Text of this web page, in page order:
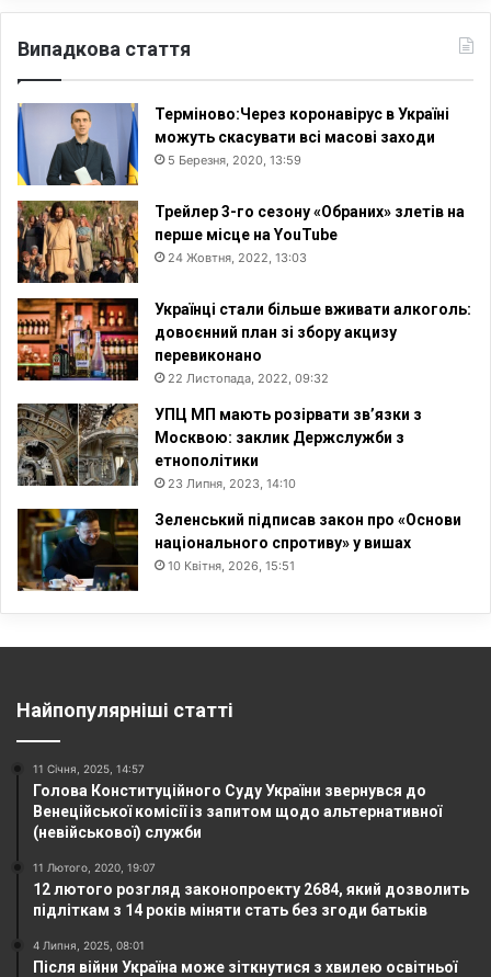
Випадкова стаття
Терміново:Через коронавірус в Україні
можуть скасувати всі масові заходи
5 Березня, 2020, 13:59
Трейлер 3-го сезону «Обраних» злетів на
перше місце на YouTube
24 Жовтня, 2022, 13:03
Українці стали більше вживати алкоголь:
довоєнний план зі збору акцизу
перевиконано
22 Листопада, 2022, 09:32
УПЦ МП мають розірвати зв’язки з
Москвою: заклик Держслужби з
етнополітики
23 Липня, 2023, 14:10
Зеленський підписав закон про «Основи
національного спротиву» у вишах
10 Квітня, 2026, 15:51
Найпопулярніші статті
11 Січня, 2025, 14:57
Голова Конституційного Суду України звернувся до
Венеційської комісії із запитом щодо альтернативної
(невійськової) служби
11 Лютого, 2020, 19:07
12 лютого розгляд законопроекту 2684, який дозволить
підліткам з 14 років міняти стать без згоди батьків
4 Липня, 2025, 08:01
Після війни Україна може зіткнутися з хвилею освітньої